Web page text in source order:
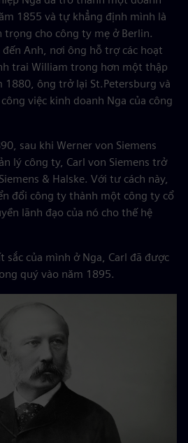
1855 và tự khẳng định mình là
cho công ty mẹ ở Berlin.
Anh, nơi ông hỗ trợ các hoạt
trai William trong hơn một thập
1880, ông trở lại St.Petersburg và
việc kinh doanh Nga của công
sau khi Werner von Siemens
lý công ty, Carl von Siemens trở
& Halske. Với tư cách này,
đổi công ty thành một công ty cổ
lãnh đạo của nó cho thế hệ
của mình ở Nga, Carl đã được
quý vào năm 1895.